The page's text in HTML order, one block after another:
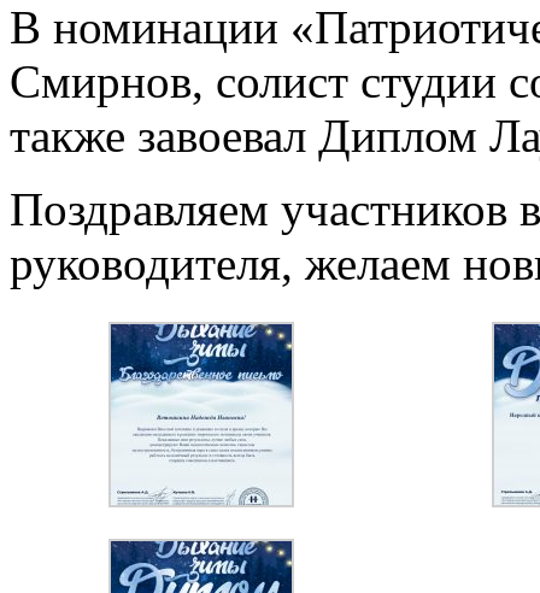
В номинации
Смирнов, солист студии
также завоевал Диплом
Поздравляем участников
руководителя, желаем